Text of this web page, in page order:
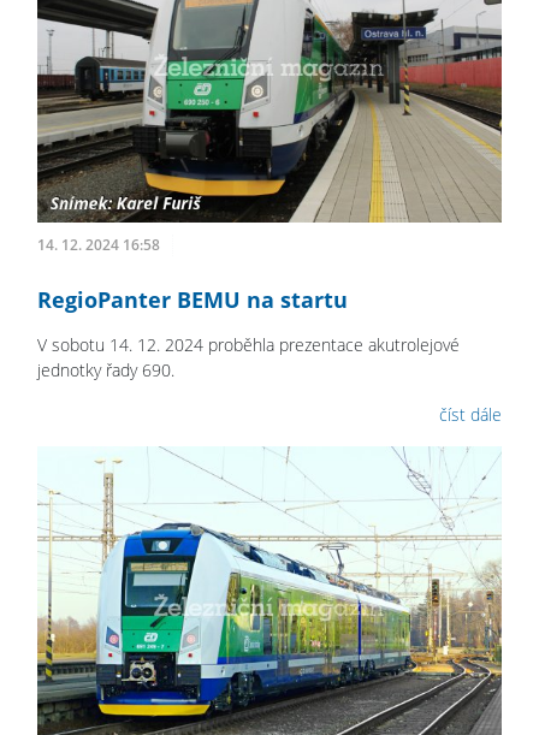
14. 12. 2024 16:58
RegioPanter BEMU na startu
V sobotu 14. 12. 2024 proběhla prezentace akutrolejové
jednotky řady 690.
číst dále